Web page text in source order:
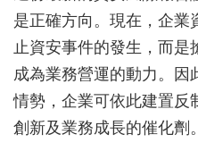
是正確方向。現在，企業
止資安事件的發生，而是
成為業務營運的動力。因
情勢，企業可依此建置反
創新及業務成長的催化劑